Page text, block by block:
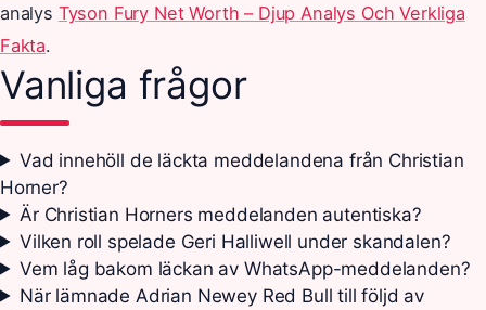
analys Tyson Fury Net Worth – Djup Analys Och Verkliga
Fakta.
Vanliga frågor
Vad innehöll de läckta meddelandena från Christian
Horner?
Är Christian Horners meddelanden autentiska?
Vilken roll spelade Geri Halliwell under skandalen?
Vem låg bakom läckan av WhatsApp-meddelanden?
När lämnade Adrian Newey Red Bull till följd av